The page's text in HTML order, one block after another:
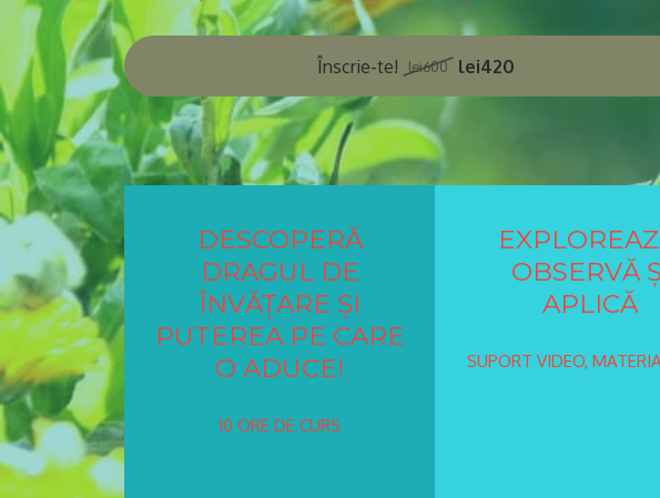
Înscrie-te! lei600 lei420
DESCOPERĂ
DRAGUL DE
ÎNVĂȚARE ȘI
PUTEREA PE CARE
O ADUCE!
10 ORE DE CURS
EX
OBSERVĂ
APLICĂ
SUPORT VIDEO,